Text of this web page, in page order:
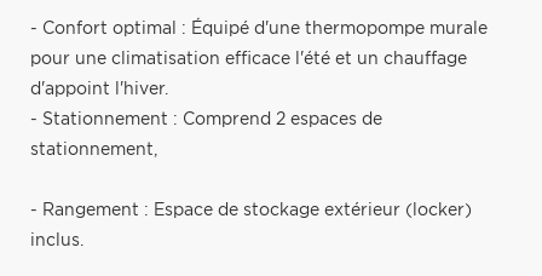
- Confort optimal : Équipé d'une thermopompe murale
pour une climatisation efficace l'été et un chauffage
d'appoint l'hiver.
- Stationnement : Comprend 2 espaces de
stationnement,
- Rangement : Espace de stockage extérieur (locker)
inclus.